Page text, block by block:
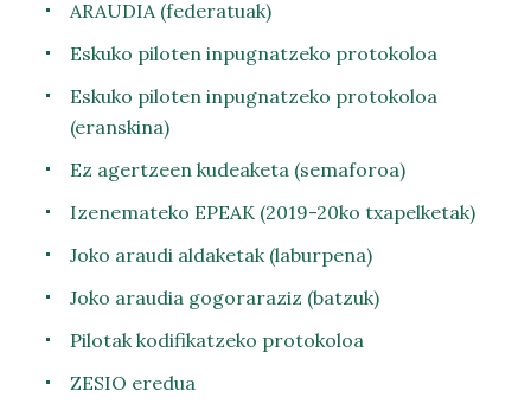
ARAUDIA (federatuak)
Eskuko piloten inpugnatzeko protokoloa
Eskuko piloten inpugnatzeko protokoloa
(eranskina)
Ez agertzeen kudeaketa (semaforoa)
Izenemateko EPEAK (2019-20ko txapelketak)
Joko araudi aldaketak (laburpena)
Joko araudia gogoraraziz (batzuk)
Pilotak kodifikatzeko protokoloa
ZESIO eredua